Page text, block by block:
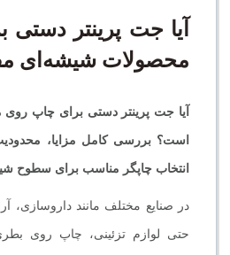
آیا جت پرینتر دستی
محصولات شیشه‌ای
آیا جت پرینتر دستی برای چاپ روی
است؟ بررسی کامل مزایا،
انتخاب چاپگر مناسب برای سطوح
در صنایع مختلف مانند داروسازی،
حتی لوازم تزئینی، چاپ روی